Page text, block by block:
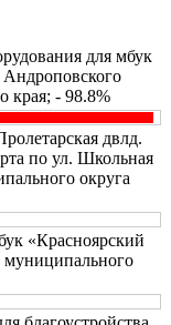
для мбук
края; - 98.8%
двлд.
по ул. Школьная
округа
«Красноярский
муниципального